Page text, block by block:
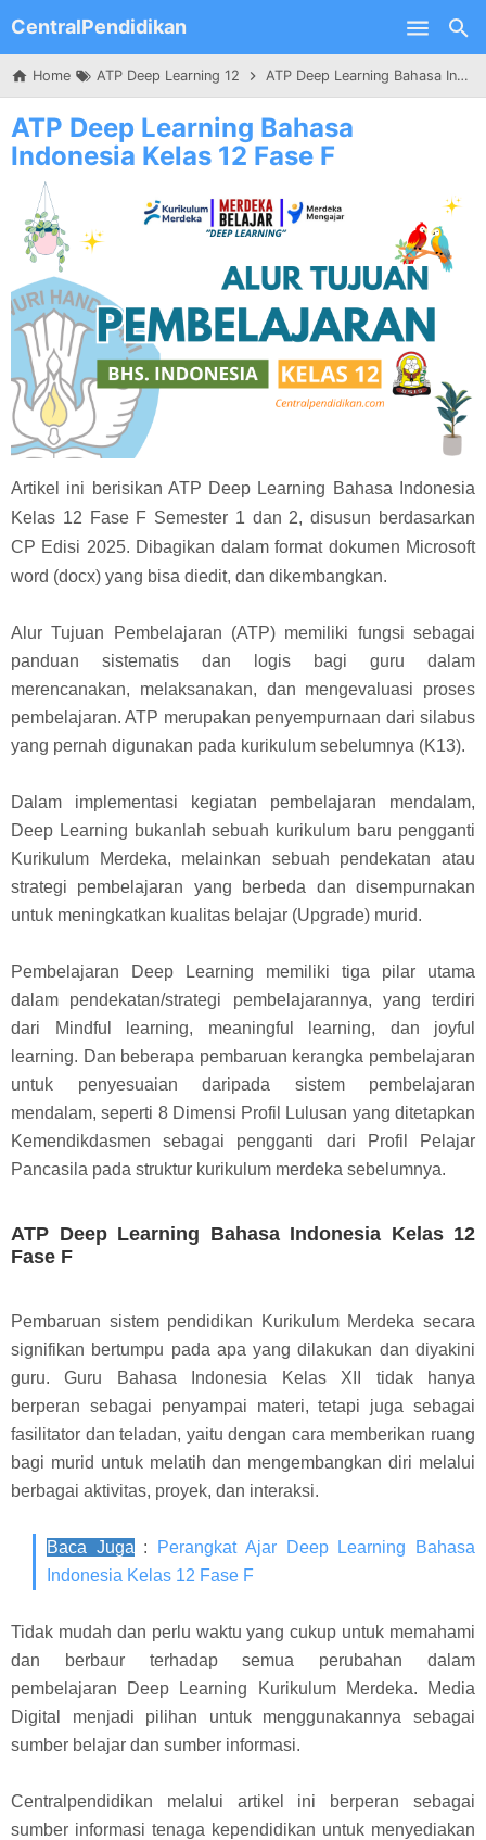
Skip to main content
CentralPendidikan
Home ATP Deep Learning 12 ATP Deep Learning Bahasa Indonesia Kelas 12 Fase F
ATP Deep Learning Bahasa
Indonesia Kelas 12 Fase F
Artikel ini berisikan ATP Deep Learning Bahasa Indonesia
Kelas 12 Fase F Semester 1 dan 2, disusun berdasarkan
CP Edisi 2025. Dibagikan dalam format dokumen Microsoft
word (docx) yang bisa diedit, dan dikembangkan.
Alur Tujuan Pembelajaran (ATP) memiliki fungsi sebagai
panduan sistematis dan logis bagi guru dalam
merencanakan, melaksanakan, dan mengevaluasi proses
pembelajaran. ATP merupakan penyempurnaan dari silabus
yang pernah digunakan pada kurikulum sebelumnya (K13).
Dalam implementasi kegiatan pembelajaran mendalam,
Deep Learning bukanlah sebuah kurikulum baru pengganti
Kurikulum Merdeka, melainkan sebuah pendekatan atau
strategi pembelajaran yang berbeda dan disempurnakan
untuk meningkatkan kualitas belajar (Upgrade) murid.
Pembelajaran Deep Learning memiliki tiga pilar utama
dalam pendekatan/strategi pembelajarannya, yang terdiri
dari Mindful learning, meaningful learning, dan joyful
learning. Dan beberapa pembaruan kerangka pembelajaran
untuk penyesuaian daripada sistem pembelajaran
mendalam, seperti 8 Dimensi Profil Lulusan yang ditetapkan
Kemendikdasmen sebagai pengganti dari Profil Pelajar
Pancasila pada struktur kurikulum merdeka sebelumnya.
ATP Deep Learning Bahasa Indonesia Kelas 12
Fase F
Pembaruan sistem pendidikan Kurikulum Merdeka secara
signifikan bertumpu pada apa yang dilakukan dan diyakini
guru. Guru Bahasa Indonesia Kelas XII tidak hanya
berperan sebagai penyampai materi, tetapi juga sebagai
fasilitator dan teladan, yaitu dengan cara memberikan ruang
bagi murid untuk melatih dan mengembangkan diri melalui
berbagai aktivitas, proyek, dan interaksi.
Baca Juga :
Perangkat Ajar Deep Learning Bahasa
Indonesia Kelas 12 Fase F
Tidak mudah dan perlu waktu yang cukup untuk memahami
dan berbaur terhadap semua perubahan dalam
pembelajaran Deep Learning Kurikulum Merdeka. Media
Digital menjadi pilihan untuk menggunakannya sebagai
sumber belajar dan sumber informasi.
Centralpendidikan melalui artikel ini berperan sebagai
sumber informasi tenaga kependidikan untuk menyediakan